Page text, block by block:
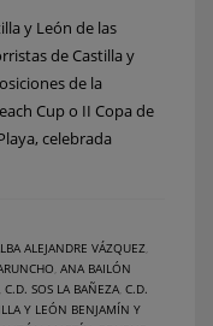
y León de las
de Castilla y
de la
Cup o II Copa de
celebrada
ALEJANDRE VÁZQUEZ
ANA BAILÓN
C.D. SOS LA BAÑEZA C.D.
Y LEÓN BENJAMÍN Y